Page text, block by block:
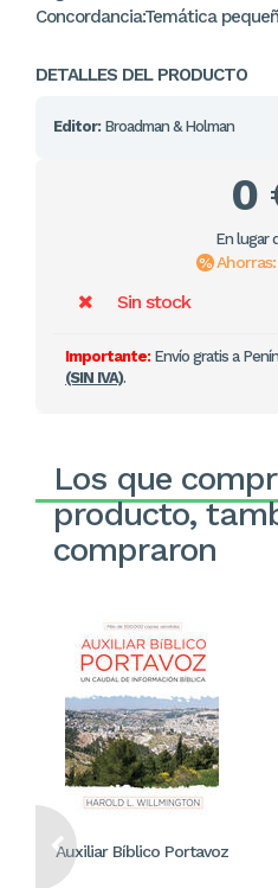
Concordancia:Temática
DETALLES DEL PRODUCTO
Editor: Broadman & Holman
0
En lugar
Sin stock
Importante:Envío gratis a
(SIN IVA).
Los que
producto,
compraron
Auxiliar Bíblico Portavoz